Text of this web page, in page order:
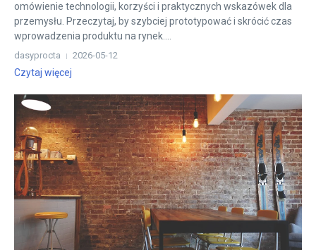
omówienie technologii, korzyści i praktycznych wskazówek dla
przemysłu. Przeczytaj, by szybciej prototypować i skrócić czas
wprowadzenia produktu na rynek....
dasyprocta 2026-05-12
Czytaj więcej